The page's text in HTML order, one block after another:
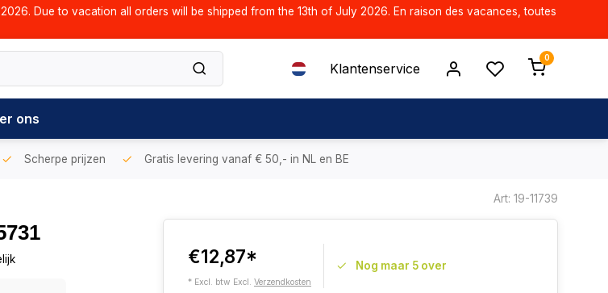
Due to vacation all orders will be shipped from the 13th of July 2026. En raison des vacances, toutes
Klantenservice
0
ons
Scherpe prijzen Gratis levering vanaf € 50,- in NL en BE
Art: 19-11739
€12,87*
* Excl. btw Excl. Verzendkosten
Nog maar 5 over